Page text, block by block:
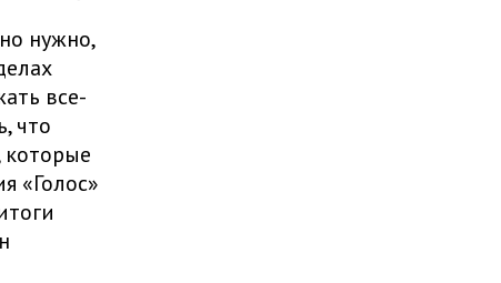
нужно,
все-
что
«Голос»